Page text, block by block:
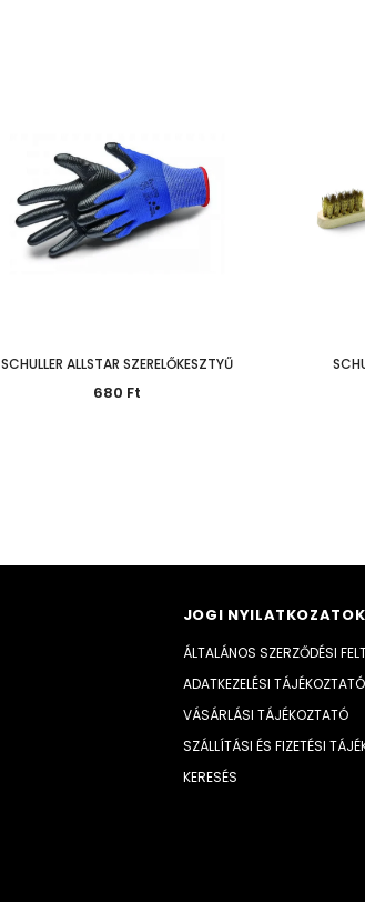
SCHULLER ALLSTAR SZERELŐKESZTYŰ
680 Ft
JOGI NYILATKOZATOK
ÁLTALÁNOS SZERZŐDÉSI
ADATKEZELÉSI TÁJÉKOZTATÓ
VÁSÁRLÁSI TÁJÉKOZTATÓ
SZÁLLÍTÁSI ÉS FIZETÉSI
KERESÉS